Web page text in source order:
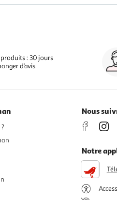
: 30 jours
d’avis
Nous
Notre